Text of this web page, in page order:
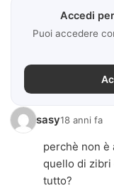
Accedi
Puoi accedere
sasy18 anni fa
perchè non è
quello di zibri
tutto?